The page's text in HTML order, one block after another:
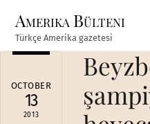
content
Amerika Bülteni
Türkçe Amerika gazetesi
OCTOBER
13
2013